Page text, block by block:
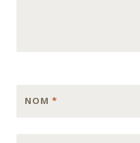
NOM *